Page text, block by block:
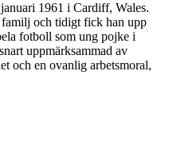
1961 i Cardiff, Wales.
och tidigt fick han upp
fotboll som ung pojke i
uppmärksammad av
och en ovanlig arbetsmoral,